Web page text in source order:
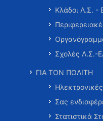
Κλάδοι Λ.Σ. -
Σχολές Λ.Σ.-
ΓΙΑ ΤΟΝ ΠΟΛΙΤΗ
Σας
Στατιστικά